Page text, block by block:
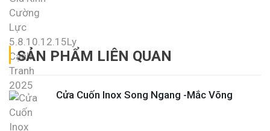
SẢN PHẨM LIÊN QUAN
Cửa Cuốn Inox Song Ngang -Mắc Võng